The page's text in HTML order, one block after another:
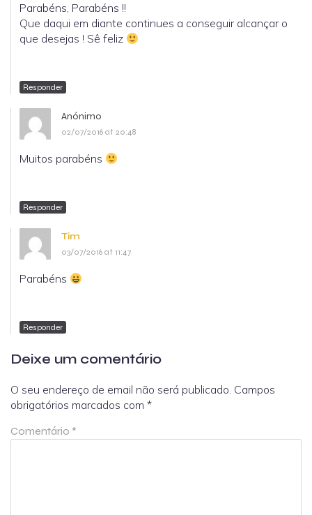
Parabéns, Parabéns !!
Que daqui em diante continues a conseguir alcançar o
que desejas ! Sê feliz
Responder
Anónimo
02/07/2016 at 20:48
Muitos parabéns
Responder
Tim
03/07/2016 at 11:47
Parabéns
Responder
Deixe um comentário
O seu endereço de email não será publicado. Campos
obrigatórios marcados com *
Comentário *